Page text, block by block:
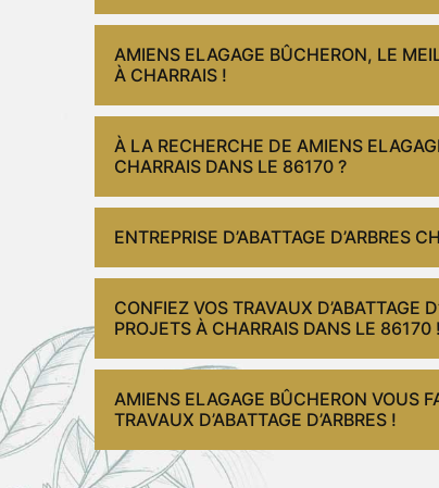
AMIENS ELAGAGE BÛCHERON, LE
À CHARRAIS !
À LA RECHERCHE DE AMIENS
CHARRAIS DANS LE 86170 ?
ENTREPRISE D’ABATTAGE D’ARBRES
CONFIEZ VOS TRAVAUX D’ABATTAGE
PROJETS À CHARRAIS DANS LE 86170 !
AMIENS ELAGAGE BÛCHERON VOUS
TRAVAUX D’ABATTAGE D’ARBRES !